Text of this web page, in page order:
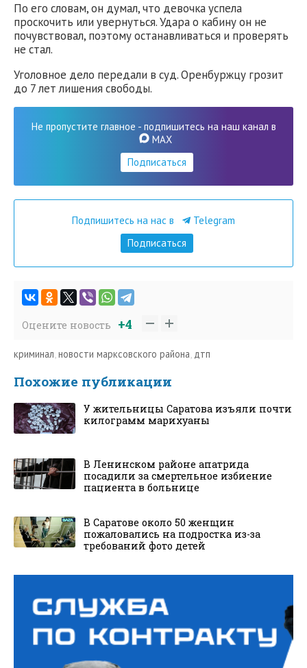
По его словам, он думал, что девочка успела
проскочить или увернуться. Удара о кабину он не
почувствовал, поэтому останавливаться и проверять
не стал.
Уголовное дело передали в суд. Оренбуржцу грозит
до 7 лет лишения свободы.
Не пропустите главное - подпишитесь на наш канал в
MAX
Подписаться
Подпишитесь на нас в
Telegram
Подписаться
Оцените новость +4
криминал,новости марксовского района, дтп
Похожие публикации
У жительницы Саратова изъяли почти
килограмм марихуаны
В Ленинском районе апатрида
посадили за смертельное избиение
пациента в больнице
В Саратове около 50 женщин
пожаловались на подростка из-за
требований фото детей